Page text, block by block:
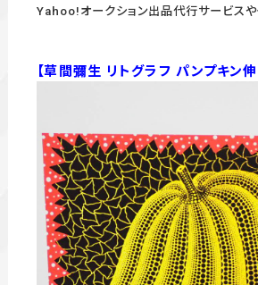
Yahoo!オークション出品代行サービスや
【草間彌生 リトグラフ パンプキン伸